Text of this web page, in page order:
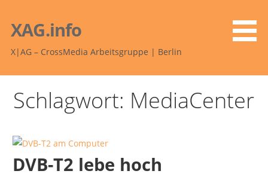
Inhalt
springen
XAG.info
X|AG – CrossMedia Arbeitsgruppe | Berlin
Schlagwort: MediaCenter
DVB-T2 lebe hoch